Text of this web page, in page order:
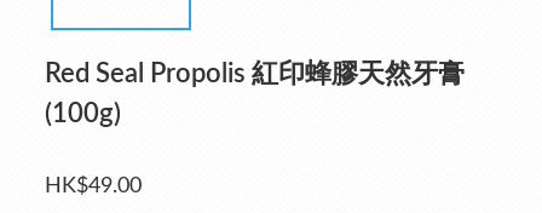
Red Seal Propolis 紅印蜂膠天然牙膏
(100g)
HK$49.00